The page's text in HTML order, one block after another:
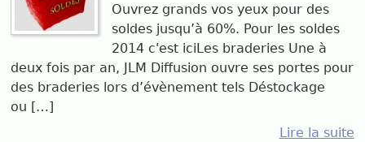
Ouvrez grands vos yeux pour des
soldes jusqu’à 60%. Pour les soldes
2014 c'est iciLes braderies Une à
deux fois par an, JLM Diffusion ouvre ses portes pour
des braderies lors d’évènement tels Déstockage
ou […]
Lire la suite